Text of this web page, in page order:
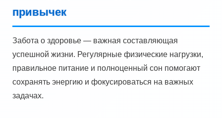
привычек
Забота о здоровье — важная составляющая
успешной жизни. Регулярные физические нагрузки,
правильное питание и полноценный сон помогают
сохранять энергию и фокусироваться на важных
задачах.